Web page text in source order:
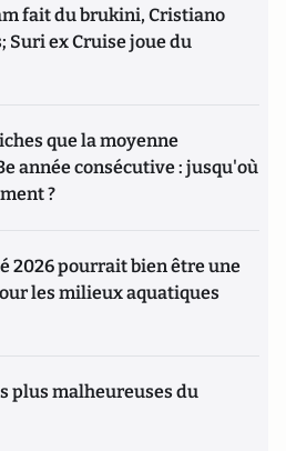
fait du brukini, Cristiano
Suri ex Cruise joue du
que la moyenne
année consécutive : jusqu'où
?
2026 pourrait bien être une
les milieux aquatiques
plus malheureuses du